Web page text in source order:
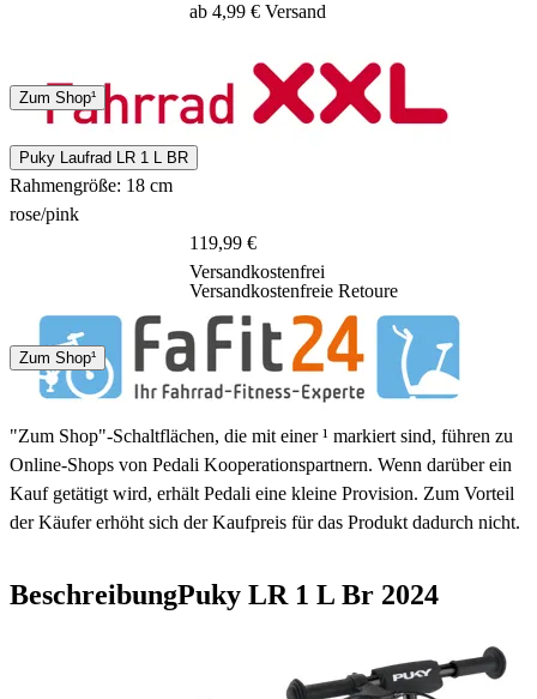
DHL
3 - 5 Tage
ab 4,99 € Versand
Zum Shop¹
Puky Laufrad LR 1 L BR
Rahmengröße: 18 cm
rose/pink
DPD
DHL
1 - 4 Tage
119,99 €
Versandkostenfrei
Versandkostenfreie Retoure
Zum Shop¹
"Zum Shop"-Schaltflächen, die mit einer ¹ markiert sind, führen zu
Online-Shops von Pedali Kooperationspartnern. Wenn darüber ein
Kauf getätigt wird, erhält Pedali eine kleine Provision. Zum Vorteil
der Käufer erhöht sich der Kaufpreis für das Produkt dadurch nicht.
BeschreibungPuky LR 1 L Br 2024